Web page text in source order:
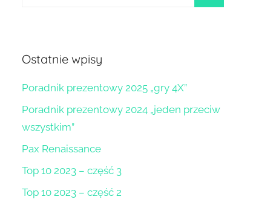
Ostatnie wpisy
Poradnik prezentowy 2025 „gry 4X”
Poradnik prezentowy 2024 „jeden przeciw
wszystkim”
Pax Renaissance
Top 10 2023 – część 3
Top 10 2023 – część 2